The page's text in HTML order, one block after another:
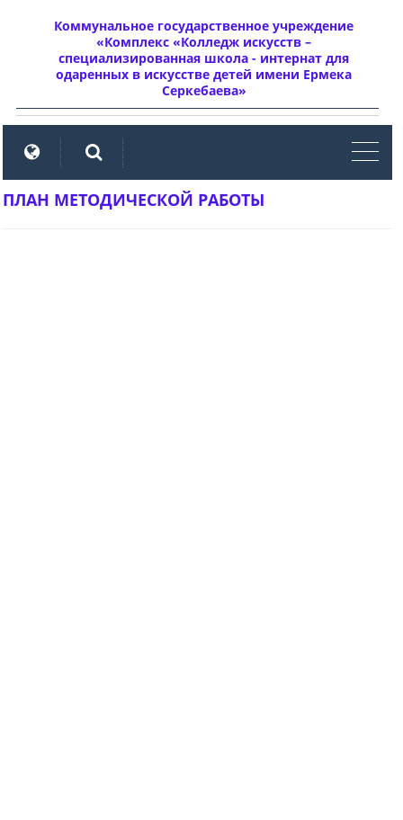
Коммунальное государственное учреждение
«Комплекс «Колледж искусств –
специализированная школа - интернат для
одаренных в искусстве детей имени Ермека
Серкебаева»
ПЛАН МЕТОДИЧЕСКОЙ РАБОТЫ